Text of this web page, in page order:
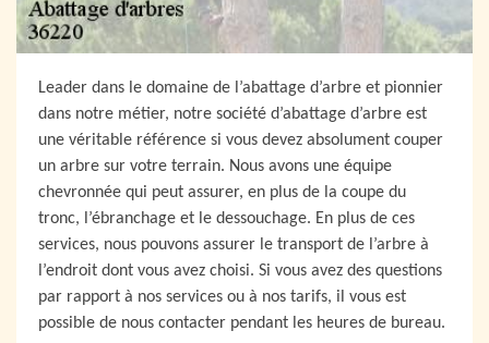
Leader dans le domaine de l’abattage d’arbre et pionnier
dans notre métier, notre société d’abattage d’arbre est
une véritable référence si vous devez absolument couper
un arbre sur votre terrain. Nous avons une équipe
chevronnée qui peut assurer, en plus de la coupe du
tronc, l’ébranchage et le dessouchage. En plus de ces
services, nous pouvons assurer le transport de l’arbre à
l’endroit dont vous avez choisi. Si vous avez des questions
par rapport à nos services ou à nos tarifs, il vous est
possible de nous contacter pendant les heures de bureau.